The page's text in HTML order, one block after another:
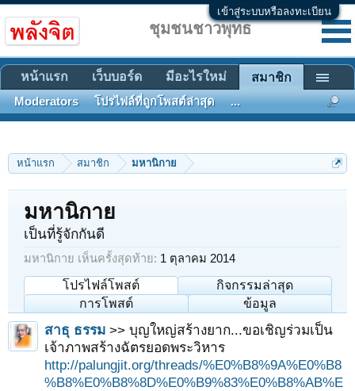
เข้าสู่ระบบหรือลงทะเบียน
หน้าแรก สมาชิก มหานิกาย
มหานิกาย
เป็นที่รู้จักกันดี
มหานิกาย เห็นครั้งสุดท้าย: 1 ตุลาคม 2014
โปรไฟล์โพสต์
กิจกรรมล่าสุด
การโพสต์
ข้อมูล
สาธุ ธรรม >> บุญใหญ่สร้างยาก...ขอเชิญร่วมเป็น
เจ้าภาพสร้างฉัตรยอดพระวิหาร
http://palungjit.org/threads/%E0%B8%9A%E0%B8
%B8%E0%B8%8D%E0%B9%83%E0%B8%AB%E
ชุมชนชาวพุทธ
หน้าแรก เว็บบอร์ด มีอะไรใหม่ สมาชิก
Moderators โปรไฟล์ที่ถูกโพสต์ล่าสุด ...